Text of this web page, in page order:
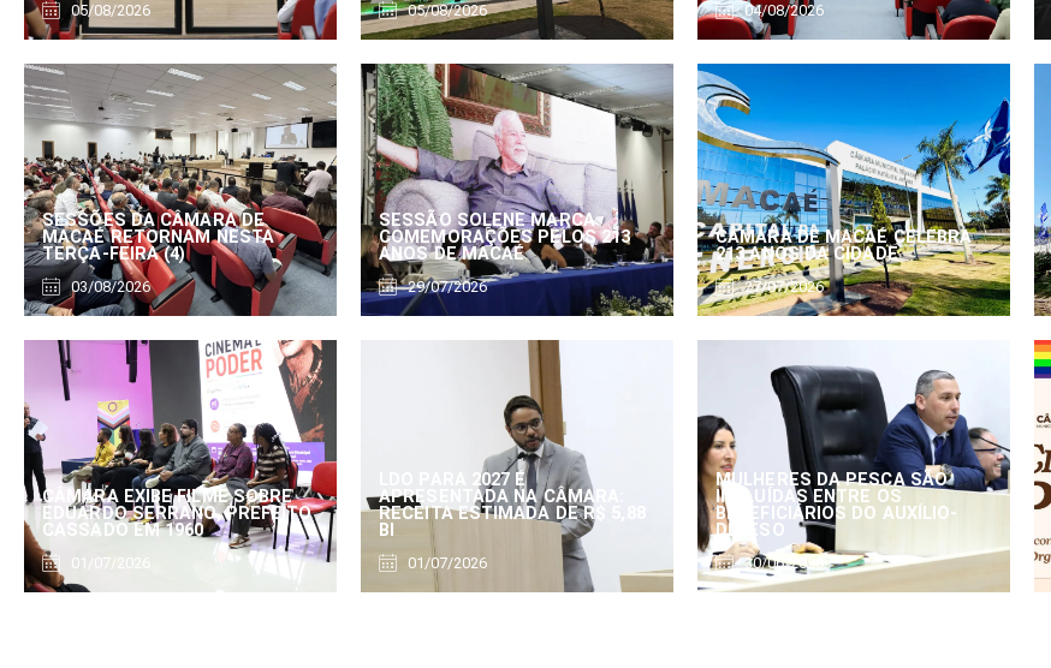
05/08/2026 05/08/2026 04/08/2026
SESSÕES DA CÂMARA DE
MACAÉ RETORNAM NESTA
TERÇA-FEIRA (4)
03/08/2026
SESSÃO SOLENE MARCA
COMEMORAÇÕES PELOS 213
ANOS DE MACAÉ
29/07/2026
CÂMARA DE MACAÉ CELEBRA
213 ANOS DA CIDADE
27/07/2026
CÂMARA EXIBE FILME SOBRE
EDUARDO SERRANO, PREFEITO
CASSADO EM 1960
01/07/2026
LDO PARA 2027 É
APRESENTADA NA CÂMARA:
RECEITA ESTIMADA DE R$ 5,88
BI
01/07/2026
MULHERES DA PESCA SÃO
INCLUÍDAS ENTRE OS
BENEFICIÁRIOS DO AUXÍLIO-
DEFESO
30/06/2026